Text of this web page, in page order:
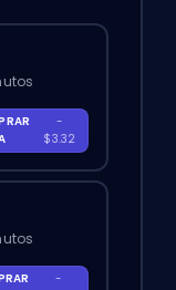
-
$3.32
-